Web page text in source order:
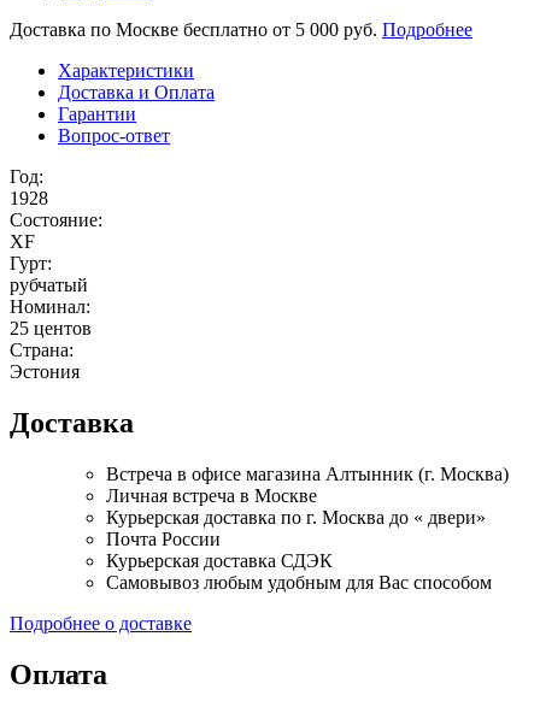
Доставка по Москве бесплатно от 5 000 руб. Подробнее
Характеристики
Доставка и Оплата
Гарантии
Вопрос-ответ
Год:
1928
Состояние:
XF
Гурт:
рубчатый
Номинал:
25 центов
Страна:
Эстония
Доставка
Встреча в офисе магазина Алтынник (г. Москва)
Личная встреча в Москве
Курьерская доставка по г. Москва до « двери»
Почта России
Курьерская доставка СДЭК
Самовывоз любым удобным для Вас способом
Подробнее о доставке
Оплата